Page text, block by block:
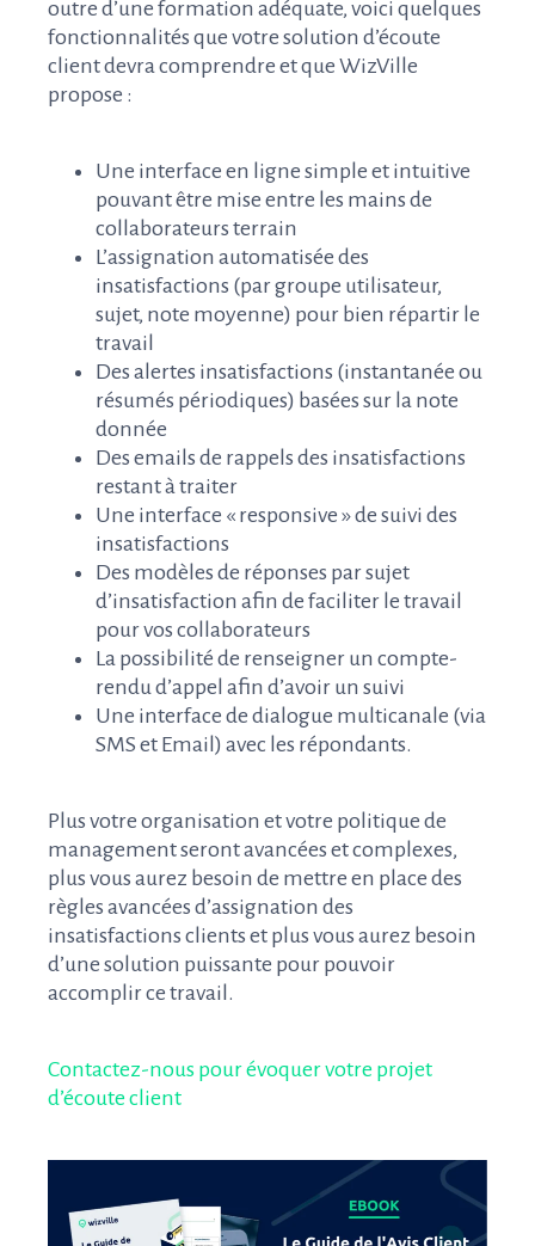
outre d’une formation adéquate, voici quelques
fonctionnalités que votre solution d’écoute
client devra comprendre et que WizVille
propose :
Une interface en ligne simple et intuitive
pouvant être mise entre les mains de
collaborateurs terrain
L’assignation automatisée des
insatisfactions (par groupe utilisateur,
sujet, note moyenne) pour bien répartir le
travail
Des alertes insatisfactions (instantanée ou
résumés périodiques) basées sur la note
donnée
Des emails de rappels des insatisfactions
restant à traiter
Une interface « responsive » de suivi des
insatisfactions
Des modèles de réponses par sujet
d’insatisfaction afin de faciliter le travail
pour vos collaborateurs
La possibilité de renseigner un compte-
rendu d’appel afin d’avoir un suivi
Une interface de dialogue multicanale (via
SMS et Email) avec les répondants.
Plus votre organisation et votre politique de
management seront avancées et complexes,
plus vous aurez besoin de mettre en place des
règles avancées d’assignation des
insatisfactions clients et plus vous aurez besoin
d’une solution puissante pour pouvoir
accomplir ce travail.
Contactez-nous pour évoquer votre projet
d’écoute client